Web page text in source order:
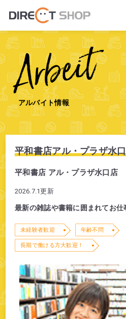
Arbeit
アルバイト情報
平和書店アル・プラザ水
平和書店 アル・プラザ水口店
2026.7.1更新
最新の雑誌や書籍に囲まれてお仕
未経験者歓迎 年齢不問
長期で働ける方大歓迎！